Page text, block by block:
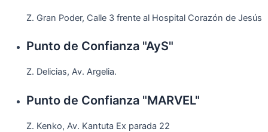
Z. Gran Poder, Calle 3 frente al Hospital Corazón de Jesús
Punto de Confianza "AyS"
Z. Delicias, Av. Argelia.
Punto de Confianza "MARVEL"
Z. Kenko, Av. Kantuta Ex parada 22